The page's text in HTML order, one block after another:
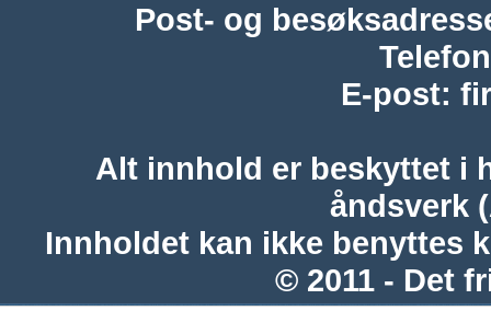
Post- og
Telefon
E-post:
Alt innhold er beskyttet i
åndsverk
Innholdet kan ikke benyttes
© 2011 - Det